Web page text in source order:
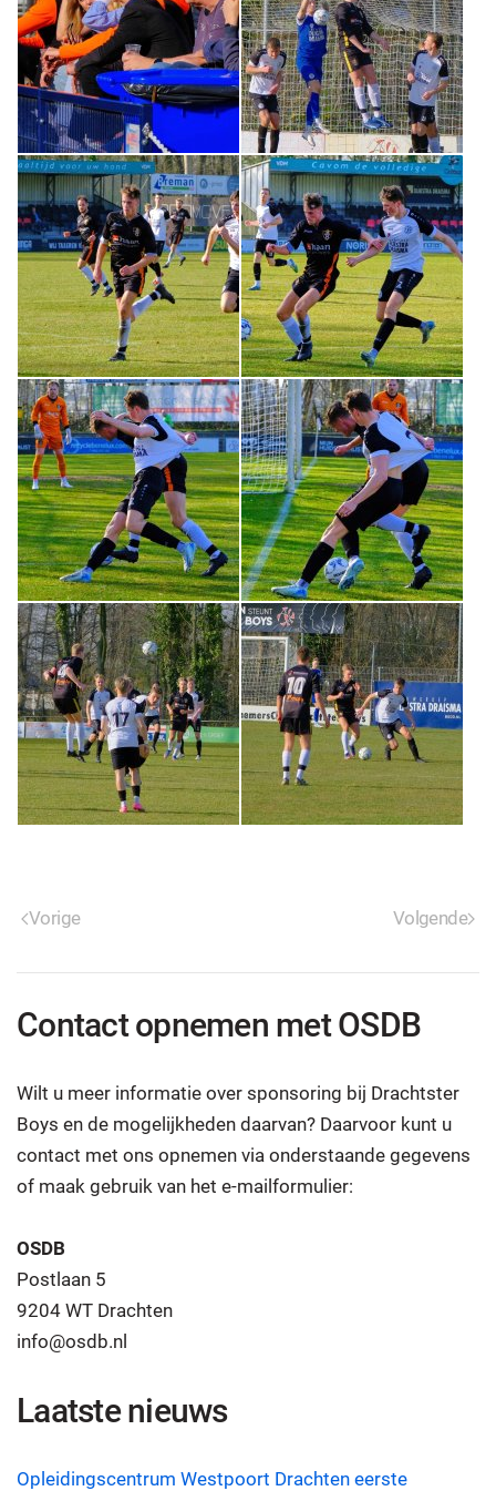
Vorige Volgende
Contact opnemen met OSDB
Wilt u meer informatie over sponsoring bij Drachtster
Boys en de mogelijkheden daarvan? Daarvoor kunt u
contact met ons opnemen via onderstaande gegevens
of maak gebruik van het e-mailformulier:
OSDB
Postlaan 5
9204 WT Drachten
info@osdb.nl
Laatste nieuws
Opleidingscentrum Westpoort Drachten eerste